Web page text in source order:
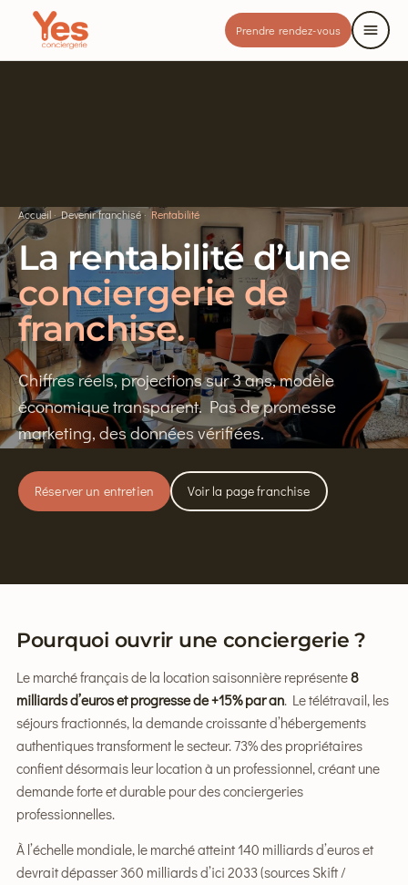
Prendre rendez-vous
Accueil ·Devenir franchisé· Rentabilité
La rentabilité d’une
conciergerie de
franchise.
Chiffres réels, projections sur 3 ans, modèle
économique transparent. Pas de promesse
marketing, des données vérifiées.
Réserver un entretien Voir la page franchise
Pourquoi ouvrir une conciergerie ?
Le marché français de la location saisonnière représente8
milliards d’euros et progresse de +15% par an. Le télétravail, les
séjours fractionnés, la demande croissante d’hébergements
authentiques transforment le secteur. 73% des propriétaires
confient désormais leur location à un professionnel, créant une
demande forte et durable pour des conciergeries
professionnelles.
À l’échelle mondiale, le marché atteint 140 milliards d’euros et
devrait dépasser 360 milliards d’ici 2033 (sources Skift /